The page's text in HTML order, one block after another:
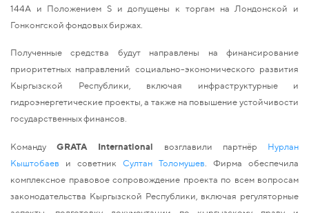
144A и Положением S и допущены к торгам на Лондонской и
Гонконгской фондовых биржах.
Полученные средства будут направлены на финансирование
приоритетных направлений социально-экономического развития
Кыргызской Республики, включая инфраструктурные и
гидроэнергетические проекты, а также на повышение устойчивости
государственных финансов.
КомандуGRATA International возглавили партнёр Нурлан
Кыштобаев и советник Султан Толомушев . Фирма обеспечила
комплексное правовое сопровождение проекта по всем вопросам
законодательства Кыргызской Республики, включая регуляторные